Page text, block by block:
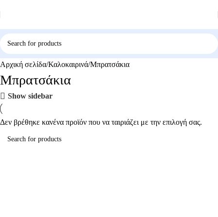
Αρχική σελίδα Καλοκαιρινά Μπρατσάκια
Μπρατσάκια
Show sidebar
Δεν βρέθηκε κανένα προϊόν που να ταιριάζει με την επιλογή σας.